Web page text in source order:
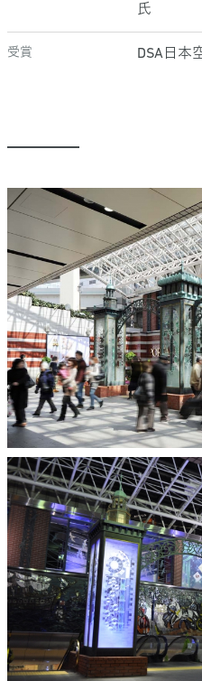
氏
受賞 DSA日本